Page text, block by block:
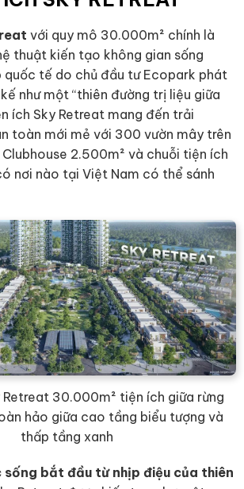
với quy mô 30.000m² chính là
thuật kiến tạo không gian sống
tế do chủ đầu tư Ecopark phát
như một “thiên đường trị liệu giữa
ích Sky Retreat mang đến trải
toàn mới mẻ với 300 vườn mây trên
2.500m² và chuỗi tiện ích
nơi nào tại Việt Nam có thể sánh
Retreat 30.000m² tiện ích giữa rừng
hảo giữa cao tầng biểu tượng và
thấp tầng xanh
sống bắt đầu từ nhịp điệu của thiên